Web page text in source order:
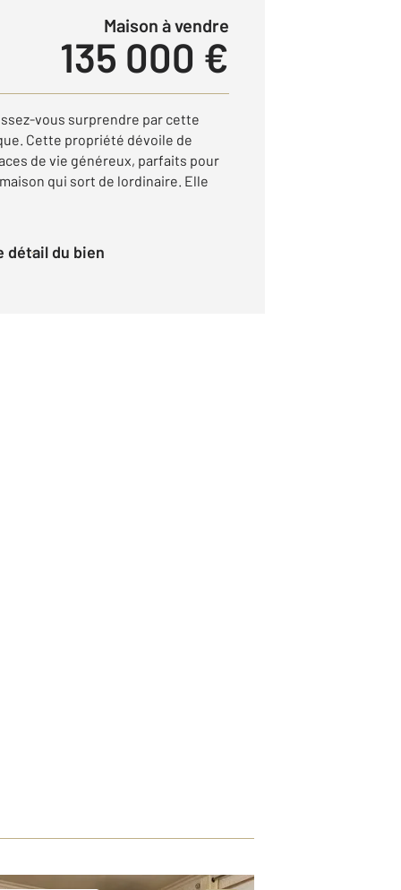
Maison à vendre
135 000 €
vous surprendre par cette
Cette propriété dévoile de
de vie généreux, parfaits pour
qui sort de lordinaire. Elle
détail du bien